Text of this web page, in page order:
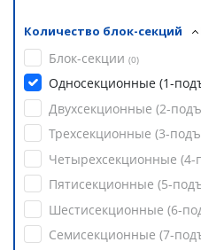
Количество блок-секций
Блок-секции (0)
Односекционные (1-
Двухсекционные (2-
Трехсекционные (3-
Четырехсекционные (4-
Пятисекционные (5-
Шестисекционные (6-
Семисекционные (7-